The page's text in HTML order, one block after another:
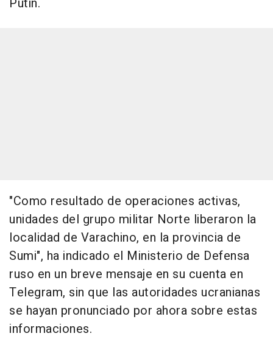
Putin.
"Como resultado de operaciones activas,
unidades del grupo militar Norte liberaron la
localidad de Varachino, en la provincia de
Sumi", ha indicado el Ministerio de Defensa
ruso en un breve mensaje en su cuenta en
Telegram, sin que las autoridades ucranianas
se hayan pronunciado por ahora sobre estas
informaciones.